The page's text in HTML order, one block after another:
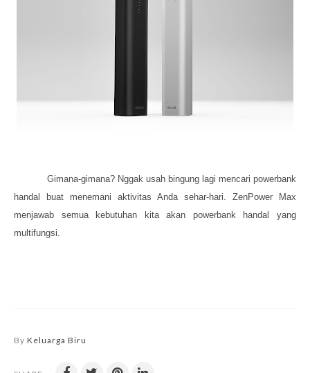
Gimana-gimana? Nggak usah bingung lagi mencari powerbank
handal buat menemani aktivitas Anda sehar-hari. ZenPower Max
menjawab semua kebutuhan kita akan powerbank handal yang
multifungsi.
By Keluarga Biru